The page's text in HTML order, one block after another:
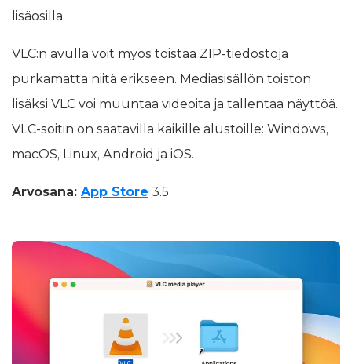
lisäosilla.
VLC:n avulla voit myös toistaa ZIP-tiedostoja
purkamatta niitä erikseen. Mediasisällön toiston
lisäksi VLC voi muuntaa videoita ja tallentaa näyttöä.
VLC-soitin on saatavilla kaikille alustoille: Windows,
macOS, Linux, Android ja iOS.
Arvosana: App Store 3.5